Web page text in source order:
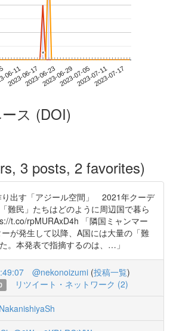
06-11
2023-06-172023-06-232023-06-292023-07-052023-07-112023-07-17
**
ス (DOI)
3 posts, 2 favorites)
り出す「アジール空間」 2021年クーデ
難民」たちはどのように周辺国で暮ら
t.co/rpMURAxD4h 「隣国ミャンマー
が発生して以降、A国には大量の「難
。本発表で指摘するのは、…」
@nekonoizumi (投稿一覧)
リツイート・ネットワーク (2)